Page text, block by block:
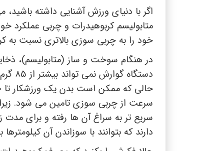
اگر با دنیای ورزش آشنایی داشته
متابولیسم کربوهیدرات و چربی عملکرد
خود را به چربی سوزی بالاتری نسبت به
در هنگام سوخت و ساز (متابولیسم)،
سرعت از چربی سوزی تامین می شود. زیرا
سریع تر به سراغ آن ها رفته و برای مدت
دارند که بتوانند با سوزاندن آن کیلومترها